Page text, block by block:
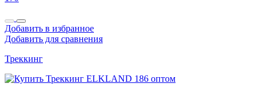
Добавить в избранное
Добавить для сравнения
Треккинг